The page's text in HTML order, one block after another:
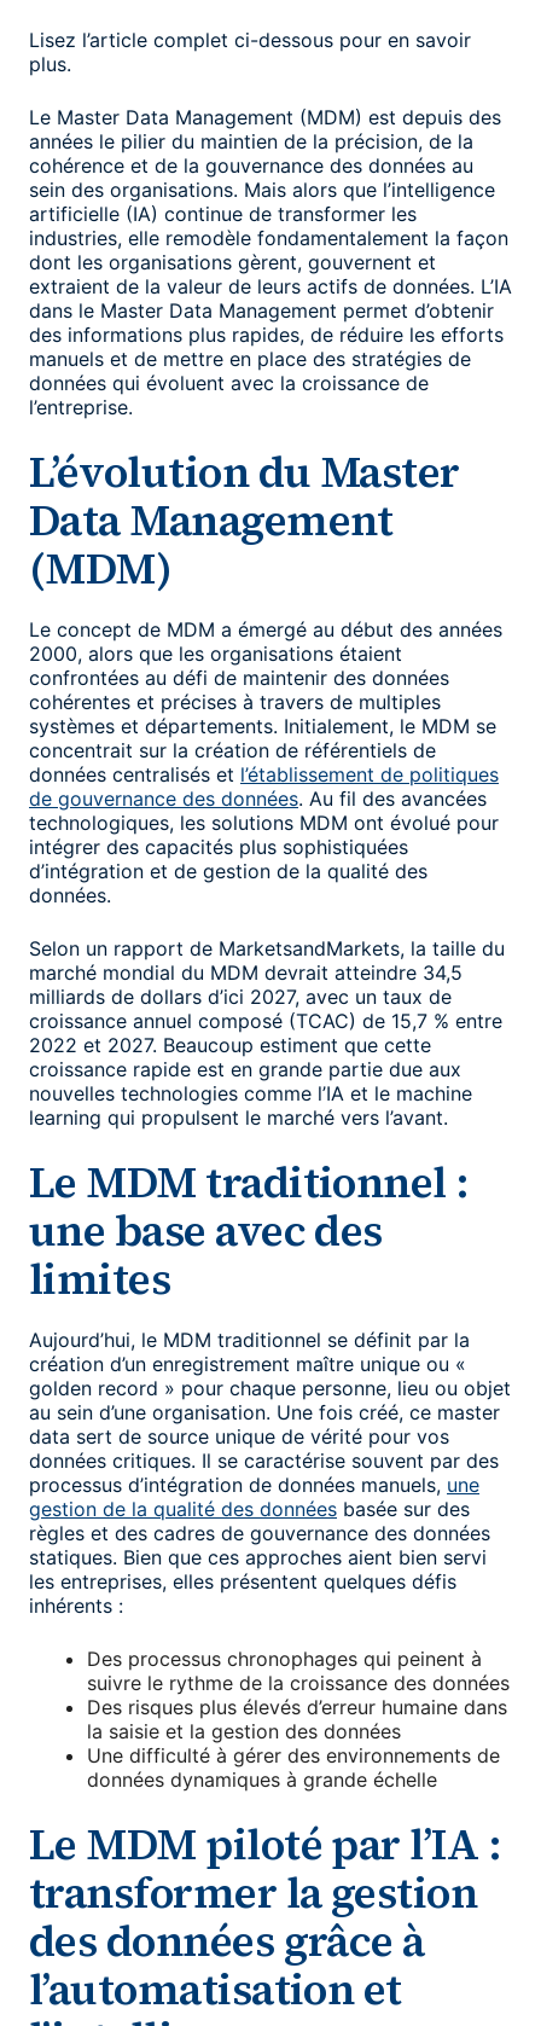
Lisez l’article complet ci-dessous pour en savoir
plus.
Le Master Data Management (MDM) est depuis des
années le pilier du maintien de la précision, de la
cohérence et de la gouvernance des données au
sein des organisations. Mais alors que l’intelligence
artificielle (IA) continue de transformer les
industries, elle remodèle fondamentalement la façon
dont les organisations gèrent, gouvernent et
extraient de la valeur de leurs actifs de données. L’IA
dans le Master Data Management permet d’obtenir
des informations plus rapides, de réduire les efforts
manuels et de mettre en place des stratégies de
données qui évoluent avec la croissance de
l’entreprise.
L’évolution du Master
Data Management
(MDM)
Le concept de MDM a émergé au début des années
2000, alors que les organisations étaient
confrontées au défi de maintenir des données
cohérentes et précises à travers de multiples
systèmes et départements. Initialement, le MDM se
concentrait sur la création de référentiels de
données centralisés et l’établissement de politiques
de gouvernance des données. Au fil des avancées
technologiques, les solutions MDM ont évolué pour
intégrer des capacités plus sophistiquées
d’intégration et de gestion de la qualité des
données.
Selon un rapport de MarketsandMarkets, la taille du
marché mondial du MDM devrait atteindre 34,5
milliards de dollars d’ici 2027, avec un taux de
croissance annuel composé (TCAC) de 15,7 % entre
2022 et 2027. Beaucoup estiment que cette
croissance rapide est en grande partie due aux
nouvelles technologies comme l’IA et le machine
learning qui propulsent le marché vers l’avant.
Le MDM traditionnel :
une base avec des
limites
Aujourd’hui, le MDM traditionnel se définit par la
création d’un enregistrement maître unique ou «
golden record » pour chaque personne, lieu ou objet
au sein d’une organisation. Une fois créé, ce master
data sert de source unique de vérité pour vos
données critiques. Il se caractérise souvent par des
processus d’intégration de données manuels, une
gestion de la qualité des données basée sur des
règles et des cadres de gouvernance des données
statiques. Bien que ces approches aient bien servi
les entreprises, elles présentent quelques défis
inhérents :
Des processus chronophages qui peinent à
suivre le rythme de la croissance des données
Des risques plus élevés d’erreur humaine dans
la saisie et la gestion des données
Une difficulté à gérer des environnements de
données dynamiques à grande échelle
Le MDM piloté par l’IA :
transformer la gestion
des données grâce à
l’automatisation et